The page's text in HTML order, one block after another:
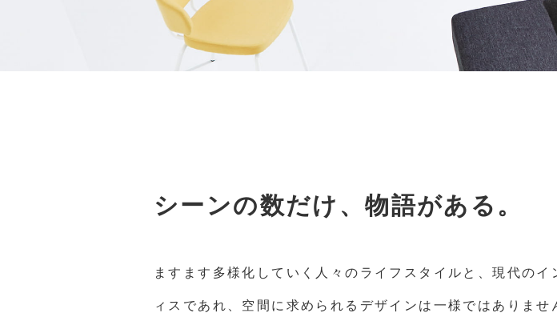
シーンの数だけ、物語がある。
ますます多様化していく人々のライフスタイルと、現代の
ィスであれ、空間に求められるデザインは一様ではありま